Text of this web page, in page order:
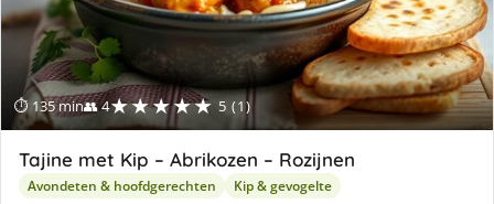
⏱ 135 min👥 4★★★★★ 5 (1)
Tajine met Kip – Abrikozen – Rozijnen
Avondeten & hoofdgerechten Kip & gevogelte